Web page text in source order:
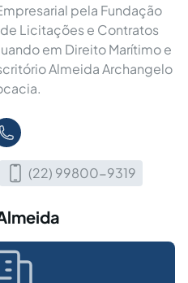
pela Fundação
Licitações e Contratos
em Direito Marítimo e
Almeida Archangelo
(22) 99800-9319